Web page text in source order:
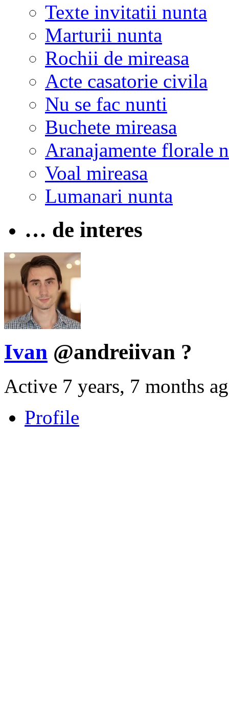
Texte invitatii nunta
Marturii nunta
Rochii de mireasa
Acte casatorie civila
Nu se fac nunti
Buchete mireasa
Aranajamente florale
Voal mireasa
Lumanari nunta
… de interes
Ivan @andreiivan ?
Active 7 years, 7 months
Profile